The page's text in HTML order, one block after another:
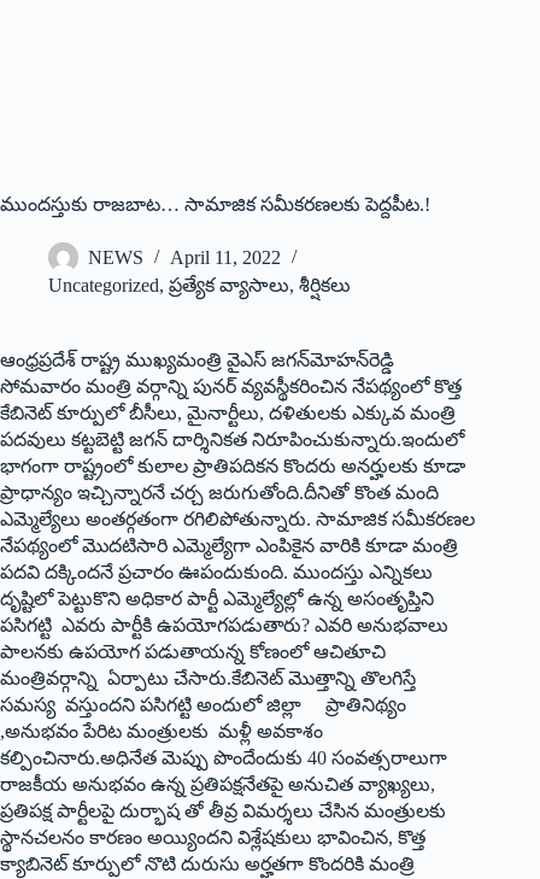
ముందస్తుకు రాజబాట… సామాజిక సమీకరణలకు పెద్దపీట.!
NEWS
April 11, 2022
Uncategorized, ప్రత్యేక వ్యాసాలు, శీర్షికలు
ఆంధ్రప్రదేశ్‌ ‌రాష్ట్ర ముఖ్యమంత్రి వైఎస్‌ ‌జగన్‌మోహన్‌రెడ్డి
సోమవారం మంత్రి వర్గాన్ని పునర్‌ ‌వ్యవస్థీకరించిన నేపథ్యంలో కొత్త
కేబినెట్‌ ‌కూర్పులో బీసీలు, మైనార్టీలు, దళితులకు ఎక్కువ మంత్రి
పదవులు కట్టబెట్టి జగన్‌ ‌దార్శినికత నిరూపించుకున్నారు.ఇందులో
భాగంగా రాష్ట్రంలో కులాల ప్రాతిపదికన కొందరు అనర్హులకు కూడా
ప్రాధాన్యం ఇచ్చిన్నారనే చర్చ జరుగుతోంది.దీనితో కొంత మంది
ఎమ్మెల్యేలు అంతర్గతంగా రగిలిపోతున్నారు. సామాజిక సమీకరణల
నేపథ్యంలో మొదటిసారి ఎమ్మెల్యేగా ఎంపికైన వారికి కూడా మంత్రి
పదవి దక్కిందనే ప్రచారం ఊపందుకుంది. ముందస్తు ఎన్నికలు
దృష్టిలో పెట్టుకొని అధికార పార్టీ ఎమ్మెల్యేల్లో ఉన్న అసంతృప్తిని
పసిగట్టి ఎవరు పార్టీకి ఉపయోగపడుతారు? ఎవరి అనుభవాలు
పాలనకు ఉపయోగ పడుతాయన్న కోణంలో ఆచితూచి
మంత్రివర్గాన్ని ఏర్పాటు చేసారు.కేబినెట్‌ ‌మొత్తాన్ని తొలగిస్తే
సమస్య వస్తుందని పసిగట్టి అందులో జిల్లా ప్రాతినిథ్యం
,అనుభవం పేరిట మంత్రులకు మళ్లీ అవకాశం
కల్పించినారు.అధినేత మెప్పు పొందేందుకు 40 సంవత్సరాలుగా
రాజకీయ అనుభవం ఉన్న ప్రతిపక్షనేతపై అనుచిత వ్యాఖ్యలు,
ప్రతిపక్ష పార్టీలపై దుర్భాష తో తీవ్ర విమర్శలు చేసిన మంత్రులకు
స్థానచలనం కారణం అయ్యిందని విశ్లేషకులు భావించిన, కొత్త
క్యాబినెట్‌ ‌కూర్పులో నొటి దురుసు అర్హతగా కొందరికి మంత్రి